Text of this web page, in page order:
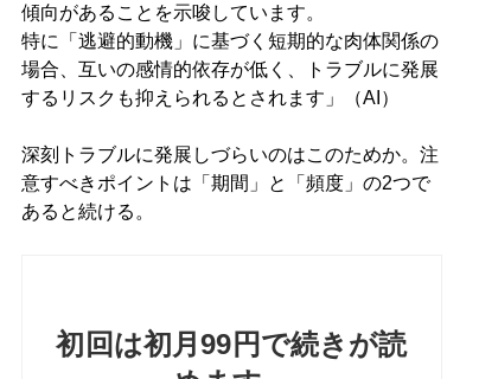
傾向があることを示唆しています。
特に「逃避的動機」に基づく短期的な肉体関係の
場合、互いの感情的依存が低く、トラブルに発展
するリスクも抑えられるとされます」（AI）
深刻トラブルに発展しづらいのはこのためか。注
意すべきポイントは「期間」と「頻度」の2つで
あると続ける。